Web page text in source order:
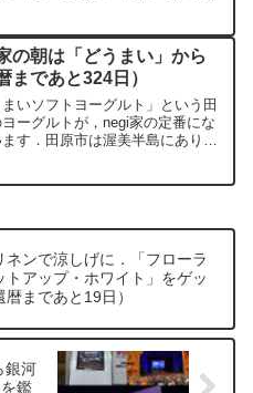
ースがきちんと設置されていま
で，当...
の朝は「どうまい」から
まであと324日）
まいソフトヨーグルト」という田
ーグルトが，negi家の定番にな
ます．田原市は渥美半島にありま
ネンで涼しげに．「フローラ
トアップ・ホワイト」をゲッ
暦まであと19日）
銀河
鑑